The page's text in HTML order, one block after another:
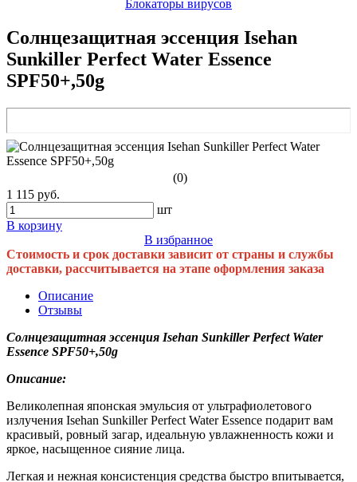
Блокаторы вирусов
Солнцезащитная эссенция Isehan
Sunkiller Perfect Water Essence
SPF50+,50g
(0)
1 115 руб.
шт
В корзину
В избранное
Стоимость и срок доставки зависит от страны и службы
доставки, рассчитывается на этапе оформления заказа
Описание
Отзывы
Солнцезащитная эссенция Isehan Sunkiller Perfect Water
Essence SPF50+,50g
Описание:
Великолепная японская эмульсия от ультрафиолетового
излучения Isehan Sunkiller Perfect Water Essence подарит вам
красивый, ровный загар, идеальную увлажненность кожи и
яркое, насыщенное сияние лица.
Легкая и нежная консистенция средства быстро впитывается,